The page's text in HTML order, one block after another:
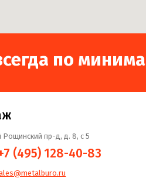
по
Рощинский пр-д, д. 8, c 5
(495) 128-40-83